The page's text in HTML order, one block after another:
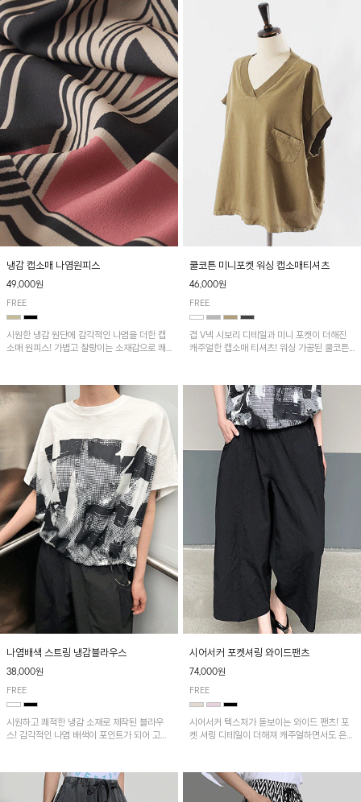
냉감 캡소매 나염원피스
49,000원
FREE
시원한 냉감 원단에 감각적인 나염을 더한 캡
소매 원피스! 가볍고 찰랑이는 소재감으로 쾌
쿨코튼 미니포켓 워싱 캡소매티셔츠
46,000원
FREE
겹 V넥 시보리 디테일과 미니 포켓이 더해진
캐주얼한 캡소매 티셔츠! 워싱 가공된 쿨코튼
나염배색 스트링 냉감블라우스
38,000원
FREE
시원하고 쾌적한 냉감 소재로 제작된 블라우
스! 감각적인 나염 배색이 포인트가 되어 고급
착용 가능합니다~
시어서커 포켓셔링 와이드팬츠
74,000원
FREE
시어서커 텍스처가 돋보이는 와이드 팬츠! 포
켓 셔링 디테일이 더해져 캐주얼하면서도 은은
다. 가볍고 쾌적한 착용감으로 여름철 데일리
아이템으로 활용하기 좋아요~